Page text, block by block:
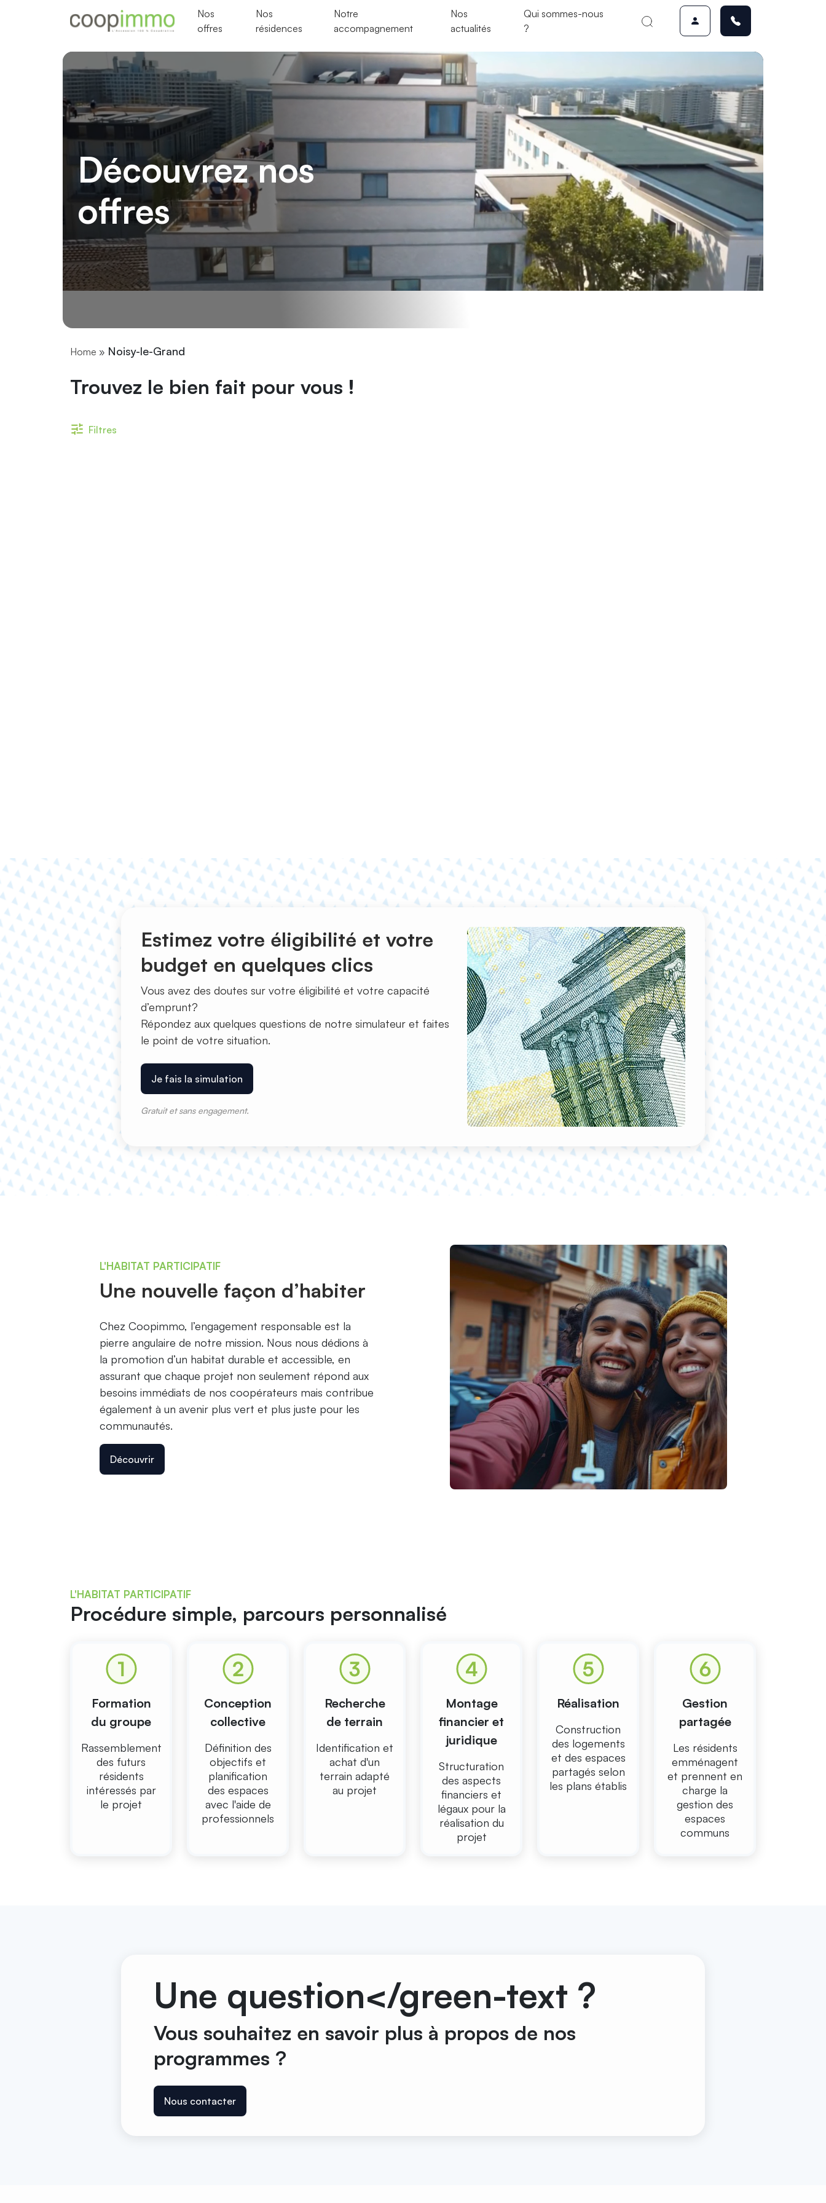
Nos
offres
Nos
résidences
Notre
accompagnement
Nos
actualités
Qui sommes-nous
?
Découvrez nos
offres
Lecteur
vidéo
Home » Noisy-le-Grand
Trouvez le bien fait pour vous !
Filtres
Estimez votre éligibilité et votre
budget en quelques clics
Vous avez des doutes sur votre éligibilité et votre capacité
d’emprunt?
Répondez aux quelques questions de notre simulateur et faites
le point de votre situation.
Je fais la simulation
Gratuit et sans engagement.
L'HABITAT PARTICIPATIF
Une nouvelle façon d’habiter
Chez Coopimmo, l’engagement responsable est la
pierre angulaire de notre mission. Nous nous dédions à
la promotion d’un habitat durable et accessible, en
assurant que chaque projet non seulement répond aux
besoins immédiats de nos coopérateurs mais contribue
également à un avenir plus vert et plus juste pour les
communautés.
Découvrir
L'HABITAT PARTICIPATIF
Procédure simple, parcours personnalisé
Formation
du groupe
Rassemblement
des futurs
résidents
intéressés par
le projet
Conception
collective
Définition des
objectifs et
planification
des espaces
avec l'aide de
professionnels
Recherche
de terrain
Identification et
achat d'un
terrain adapté
au projet
Montage
financier et
juridique
Structuration
des aspects
financiers et
légaux pour la
réalisation du
projet
Réalisation
Construction
des logements
et des espaces
partagés selon
les plans établis
Gestion
partagée
Les résidents
emménagent
et prennent en
charge la
gestion des
espaces
communs
Une question</green-text ?
Vous souhaitez en savoir plus à propos de nos
programmes ?
Nous contacter